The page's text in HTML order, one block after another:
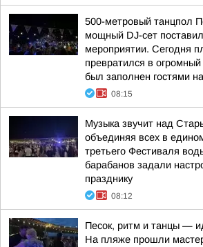
500-метровый танцпол
мощный DJ-сет
мероприятии. Сегодня
превратился в
был заполнен гостями
08:15
Музыка звучит над
объединяя всех в
третьего Фестиваля
барабанов задали
празднику
08:12
Песок, ритм и танцы —
На пляже прошли